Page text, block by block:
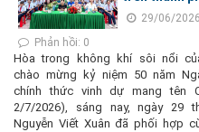
29/06/
Phản hồi: 0
Hòa trong không khí sôi nổi
chào mừng kỷ niệm 50 năm
chính thức vinh dự mang tên
2/7/2026), sáng nay, ngày 29
Nguyễn Viết Xuân đã phối hợp